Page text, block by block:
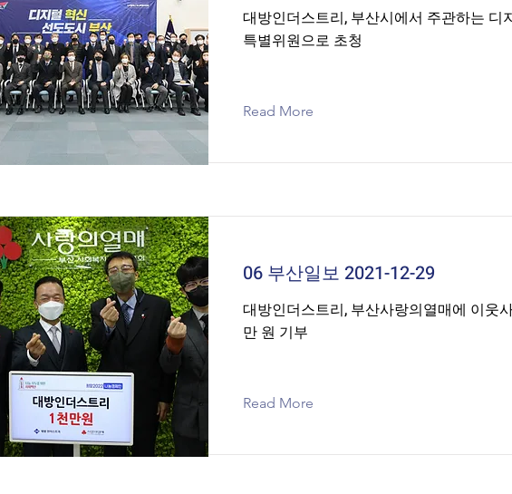
대방인더스트리, 부산시에서 주관하는 디
특별위원으로 초청
Read More
06 부산일보 2021-12-29
대방인더스트리, 부산사랑의열매에 이웃
만 원 기부
Read More